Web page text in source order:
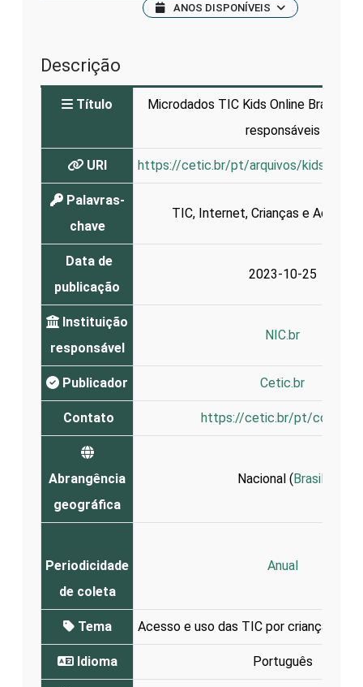
ANOS DISPONÍVEIS
Descrição
Título
Microdados TIC Kids Online Brasil
responsáveis
URI https://cetic.br/pt/arquivos/
Palavras-
chave
TIC, Internet, Crianças e
Data de
publicação
2023-10-25
Instituição
responsável
NIC.br
Publicador Cetic.br
Contato https://cetic.br/pt/
Abrangência
geográfica
Nacional (Brasil
Periodicidade
de coleta
Anual
Tema Acesso e uso das TIC por crianças e
Idioma Português